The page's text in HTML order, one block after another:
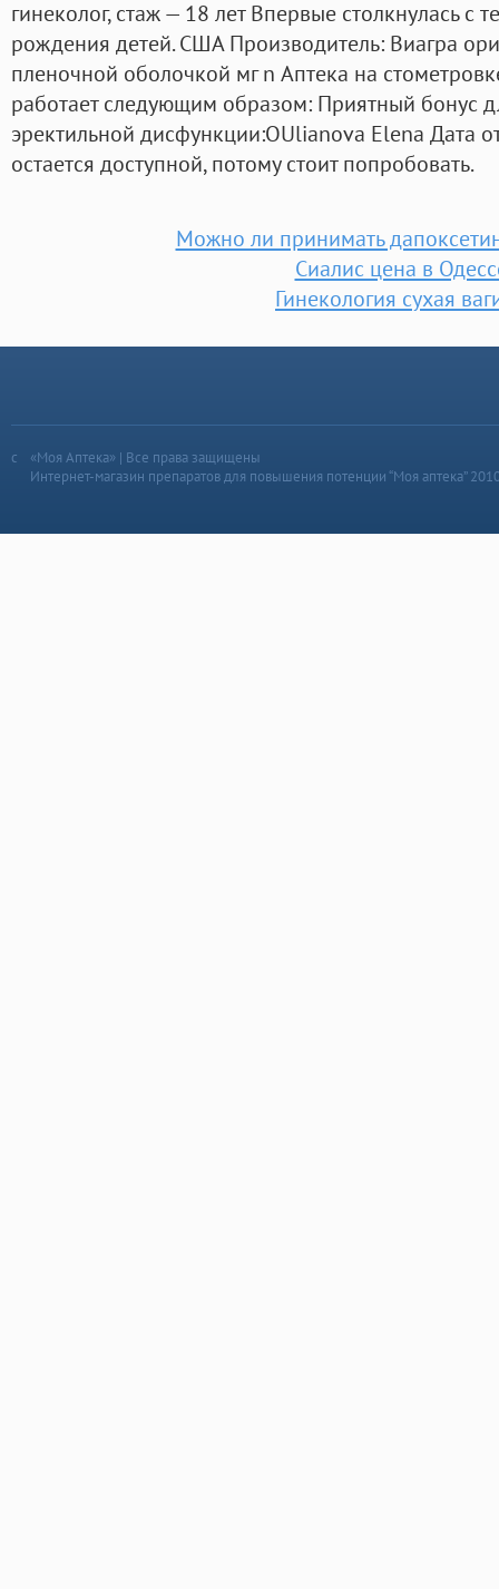
гинеколог, стаж — 18 лет Впервые столкнулась с
рождения детей. США Производитель: Виагра
пленочной оболочкой мг n Аптека на
работает следующим образом: Приятный бонус
эректильной дисфункции:OUlianova Elena Дата
остается доступной, потому стоит попробовать.
Можно ли принимать
Сиалис цена в
Гинекология сухая
«Моя Аптека» | Все права защищены
Интернет-магазин препаратов для повышения потенции “Моя аптека”